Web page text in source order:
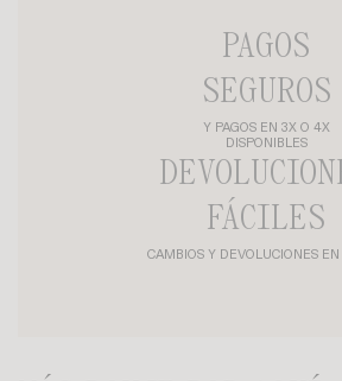
PAGOS
SEGUROS
Y PAGOS EN 3X O 4X
DISPONIBLES
FÁCILES
CAMBIOS Y DEVOLUCIONES EN